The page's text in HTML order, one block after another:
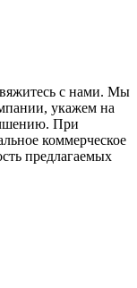
с нами. Мы
укажем на
При
коммерческое
предлагаемых